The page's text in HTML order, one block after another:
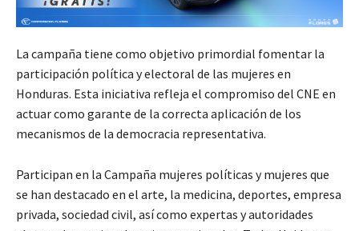
La campaña tiene como objetivo primordial fomentar la
participación política y electoral de las mujeres en
Honduras. Esta iniciativa refleja el compromiso del CNE en
actuar como garante de la correcta aplicación de los
mecanismos de la democracia representativa.
Participan en la Campaña mujeres políticas y mujeres que
se han destacado en el arte, la medicina, deportes, empresa
privada, sociedad civil, así como expertas y autoridades